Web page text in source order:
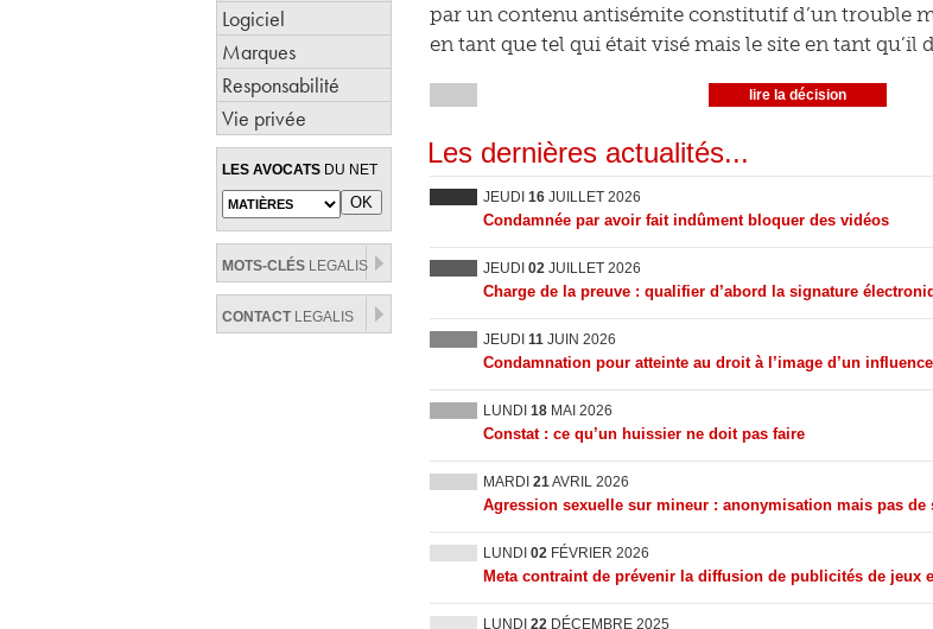
Logiciel
Marques
Responsabilité
Vie privée
LES AVOCATS DU NET
MOTS-CLÉS LEGALIS
CONTACTLEGALIS
par un contenu antisémite constitutif d’un trouble
en tant que tel qui était visé mais le site en tant
lire la décision
Les dernières actualités...
JEUDI 16 JUILLET 2026
Condamnée par avoir fait indûment bloquer des vidéos
JEUDI 02 JUILLET 2026
Charge de la preuve : qualifier d’abord la signature
JEUDI 11 JUIN 2026
Condamnation pour atteinte au droit à l’image d’un
LUNDI 18 MAI 2026
Constat : ce qu’un huissier ne doit pas faire
MARDI 21AVRIL 2026
Agression sexuelle sur mineur : anonymisation mais pas de
LUNDI 02 FÉVRIER 2026
Meta contraint de prévenir la diffusion de publicités de jeux
LUNDI 22 DÉCEMBRE 2025